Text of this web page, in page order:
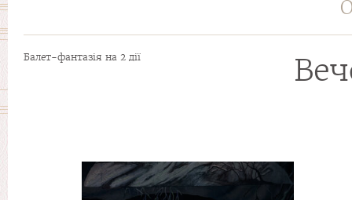
Балет-фантазія на 2 дії